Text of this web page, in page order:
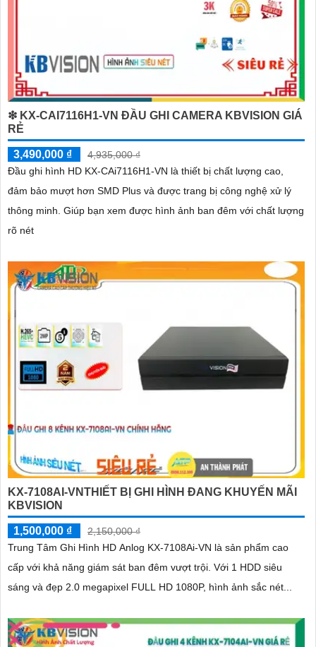
❇ KX-CAI7116H1-VN ĐẦU GHI CAMERA KBVISION GIÁ
RẺ
3,490,000 ₫
4,935,000 ₫
Đầu ghi hình HD KX-CAi7116H1-VN là thiết bị chất lượng cao,
đảm bảo mượt hơn SMD Plus và được trang bị công nghệ xử lý
thông minh. Giúp bạn xem được hình ảnh ban đêm với chất lượng
rõ nét
KX-7108AI-VNTHIẾT BỊ GHI HÌNH ĐANG KHUYẾN MÃI
KBVISION
1,500,000 ₫
2,150,000 ₫
Trung Tâm Ghi Hình HD Anlog KX-7108Ai-VN là sản phẩm cao
cấp với khả năng giám sát ban đêm vượt trội. Với 1 HDD siêu
sáng và đẹp 2.0 megapixel FULL HD 1080P, hình ảnh sắc nét...